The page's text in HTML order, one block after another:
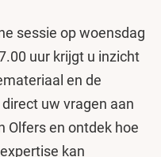
sessie op woensdag
uur krijgt u inzicht
en de
uw vragen aan
Olfers en ontdek hoe
kan